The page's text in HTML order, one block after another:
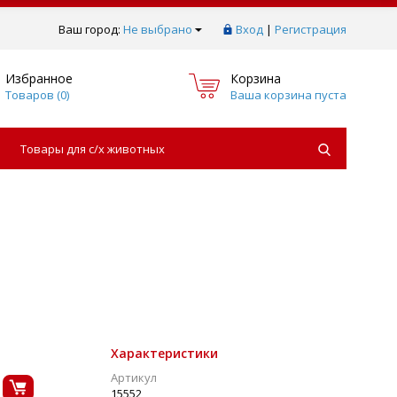
Ваш город: Не выбрано Вход | Регистрация
Избранное
Товаров (0)
Корзина
Ваша корзина пуста
Товары для с/х животных
Характеристики
Артикул
15552